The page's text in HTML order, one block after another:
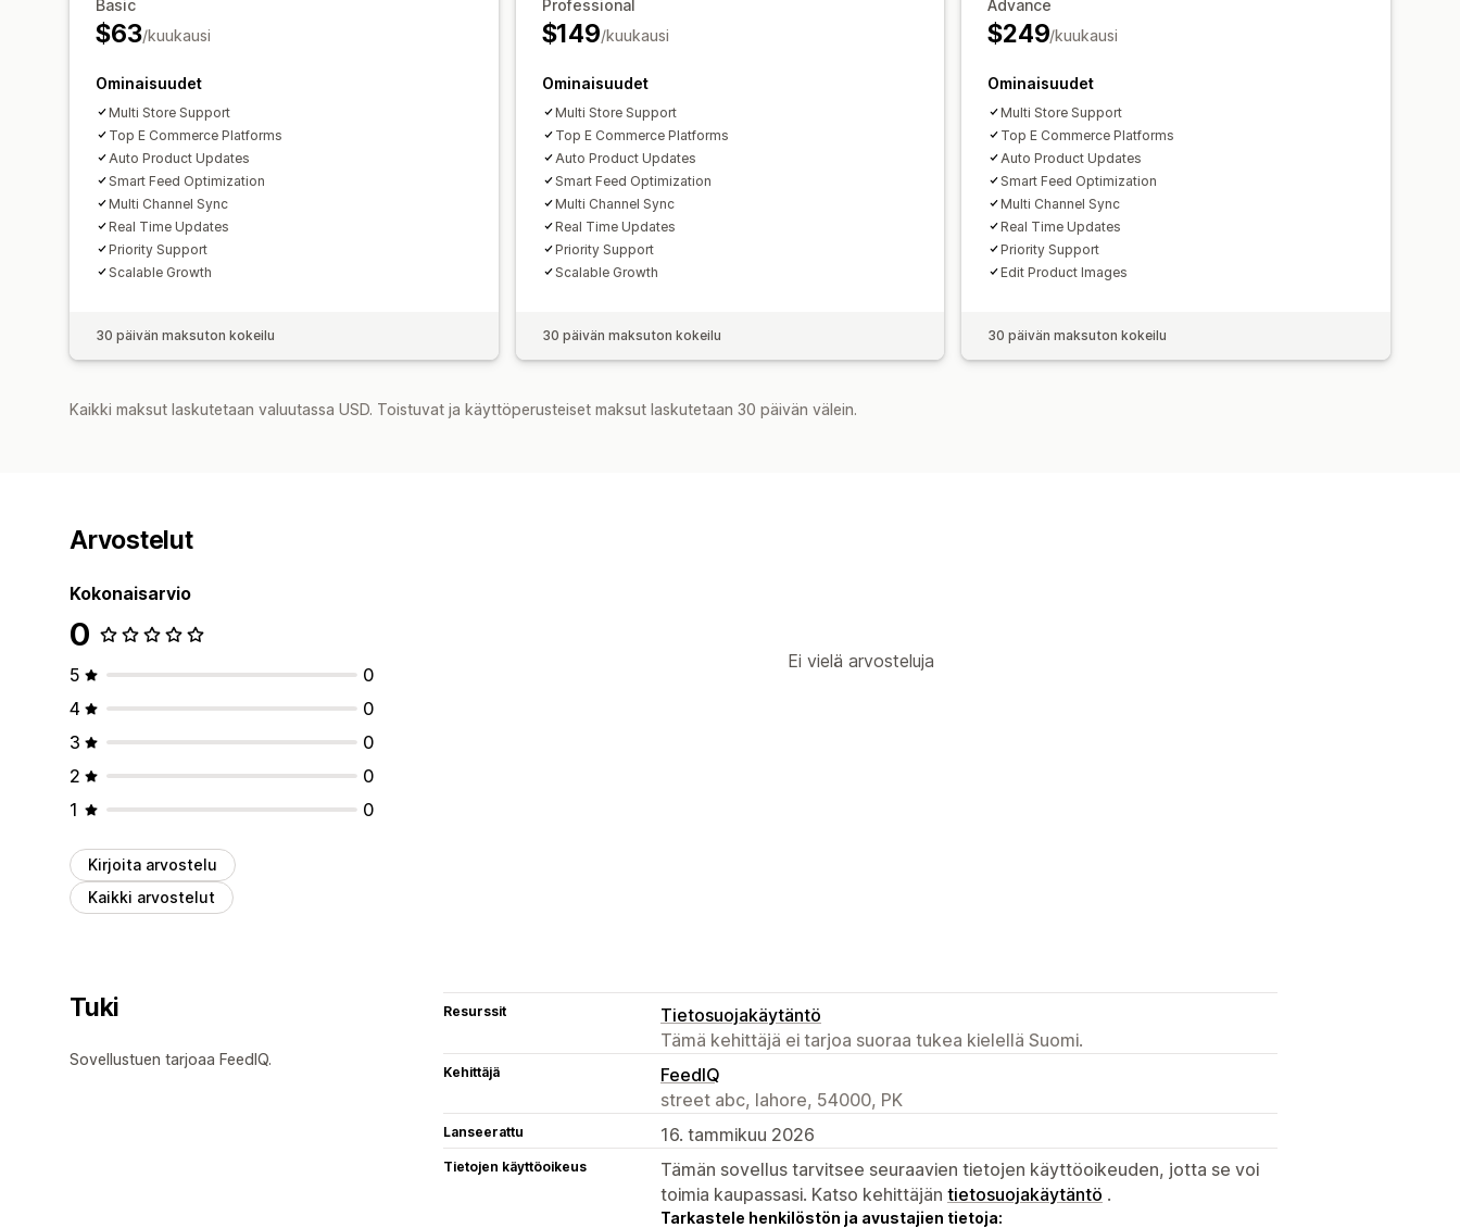
Basic
$63/kuukausi
Ominaisuudet
Multi Store Support
Top E Commerce Platforms
Auto Product Updates
Smart Feed Optimization
Multi Channel Sync
Real Time Updates
Priority Support
Scalable Growth
30 päivän maksuton kokeilu
Professional
$149/kuukausi
Ominaisuudet
Multi Store Support
Top E Commerce Platforms
Auto Product Updates
Smart Feed Optimization
Multi Channel Sync
Real Time Updates
Priority Support
Scalable Growth
30 päivän maksuton kokeilu
Advance
$249/kuukausi
Ominaisuudet
Multi Store Support
Top E Commerce Platforms
Auto Product Updates
Smart Feed Optimization
Multi Channel Sync
Real Time Updates
Priority Support
Edit Product Images
30 päivän maksuton kokeilu
Kaikki maksut laskutetaan valuutassa USD. Toistuvat ja käyttöperusteiset maksut laskutetaan 30 päivän välein.
Arvostelut
Kokonaisarvio
0
5
0
4
0
3
0
2
0
1
0
Kirjoita arvostelu
Kaikki arvostelut
Ei vielä arvosteluja
Tuki
Sovellustuen tarjoaa FeedIQ.
Resurssit
Tietosuojakäytäntö
Tämä kehittäjä ei tarjoa suoraa tukea kielellä Suomi.
Kehittäjä
FeedIQ
street abc, lahore, 54000, PK
Lanseerattu 16. tammikuu 2026
Tietojen käyttöoikeus
Tämän sovellus tarvitsee seuraavien tietojen käyttöoikeuden, jotta se voi
toimia kaupassasi. Katso kehittäjän tietosuojakäytäntö .
Tarkastele henkilöstön ja avustajien tietoja: